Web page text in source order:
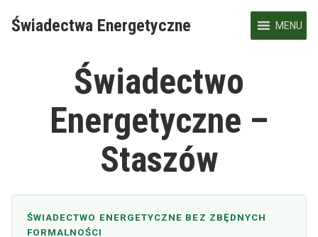
Świadectwa Energetyczne MENU
Świadectwo
Energetyczne –
Staszów
ŚWIADECTWO ENERGETYCZNE BEZ ZBĘDNYCH
FORMALNOŚCI